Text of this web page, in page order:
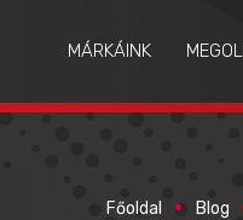
MÁRKÁINK
Főoldal Blog